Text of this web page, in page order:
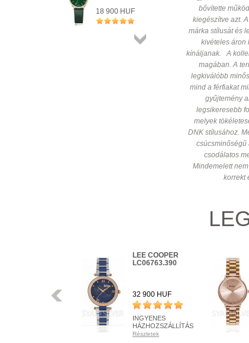
18 900 HUF
+ KOSÁRBA
bővítette
kiegészítve azt.
márka stílusát és
kivételes áron
kínáljanak. A
magában. A
legkiválóbb
mind a férfiakat
gyűjtemény
legsikeresebb
melyek
DNK stílusához.
csúcsminőségű
csodálatos
Mindemelett
korrekt
LEE COOPER
LC06763.390
32 900 HUF
INGYENES
HÁZHOZSZÁLLÍTÁS
Részletek